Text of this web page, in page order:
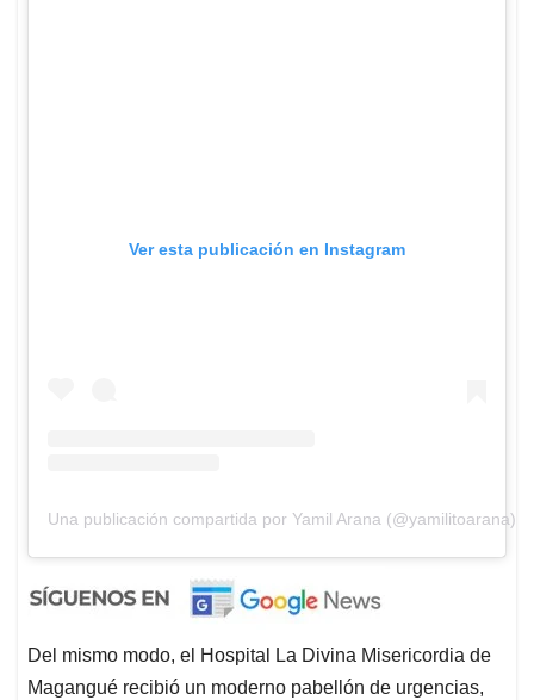
Ver esta publicación en Instagram
Una publicación compartida por Yamil Arana (@yamilitoarana)
Del mismo modo, el Hospital La Divina Misericordia de
Magangué recibió un moderno pabellón de urgencias,